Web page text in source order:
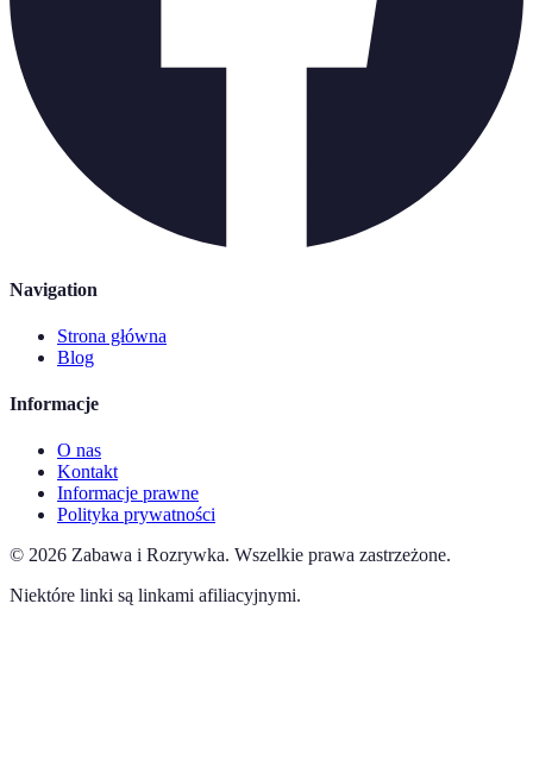
Navigation
Strona główna
Blog
Informacje
O nas
Kontakt
Informacje prawne
Polityka prywatności
© 2026 Zabawa i Rozrywka. Wszelkie prawa zastrzeżone.
Niektóre linki są linkami afiliacyjnymi.